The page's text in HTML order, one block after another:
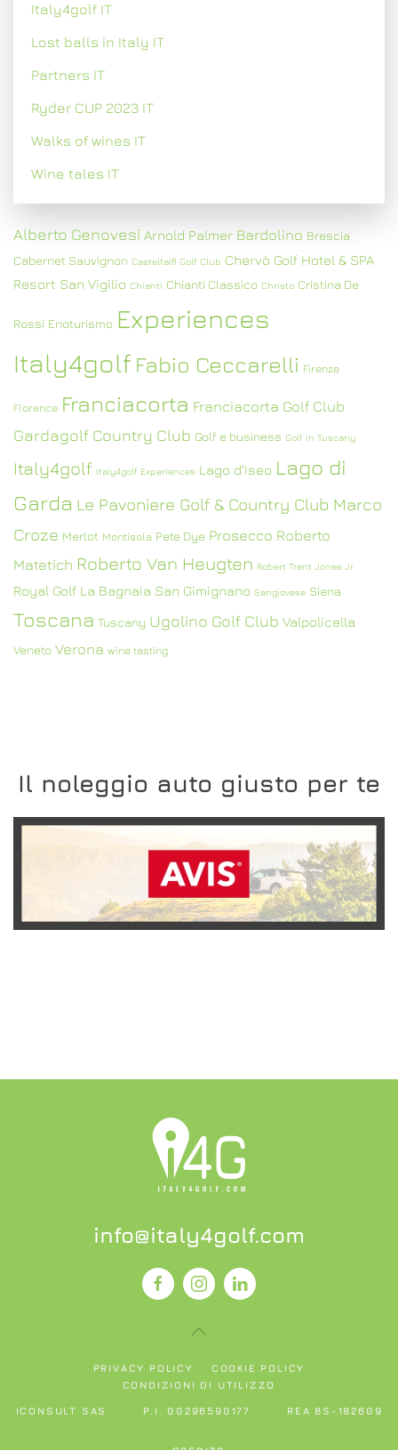
Italy4golf IT
Lost balls in Italy IT
Partners IT
Ryder CUP 2023 IT
Walks of wines IT
Wine tales IT
Alberto Genovesi Arnold Palmer Bardolino Brescia
Cabernet Sauvignon Castelfalfi Golf Club Chervò Golf Hotel & SPA
Resort San Vigilio Chianti Chianti Classico Christo Cristina De
Rossi Enoturismo Experiences
Italy4golf Fabio Ceccarelli Firenze
Florence Franciacorta Franciacorta Golf Club
Gardagolf Country Club Golf e business Golf in Tuscany
Italy4golf Italy4golf Experiences Lago d'Iseo Lago di
Garda Le Pavoniere Golf & Country Club Marco
Croze Merlot Montisola Pete Dye Prosecco Roberto
Matetich Roberto Van Heugten Robert Trent Jones Jr
Royal Golf La Bagnaia San Gimignano Sangiovese Siena
Toscana Tuscany Ugolino Golf Club Valpolicella
Veneto Verona wine tasting
Il noleggio auto giusto per te
SCOPRI L'OFFERTA
info@italy4golf.com
PRIVACY POLICY
COOKIE POLICY
CONDIZIONI DI UTILIZZO
ICONSULT SAS P.I. 00296590177 REA BS-182609